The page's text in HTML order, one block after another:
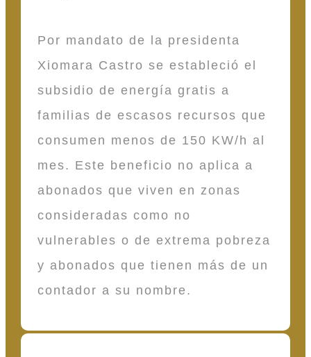
Por mandato de la presidenta
Xiomara Castro se estableció el
subsidio de energía gratis a
familias de escasos recursos que
consumen menos de 150 KW/h al
mes. Este beneficio no aplica a
abonados que viven en zonas
consideradas como no
vulnerables o de extrema pobreza
y abonados que tienen más de un
contador a su nombre.